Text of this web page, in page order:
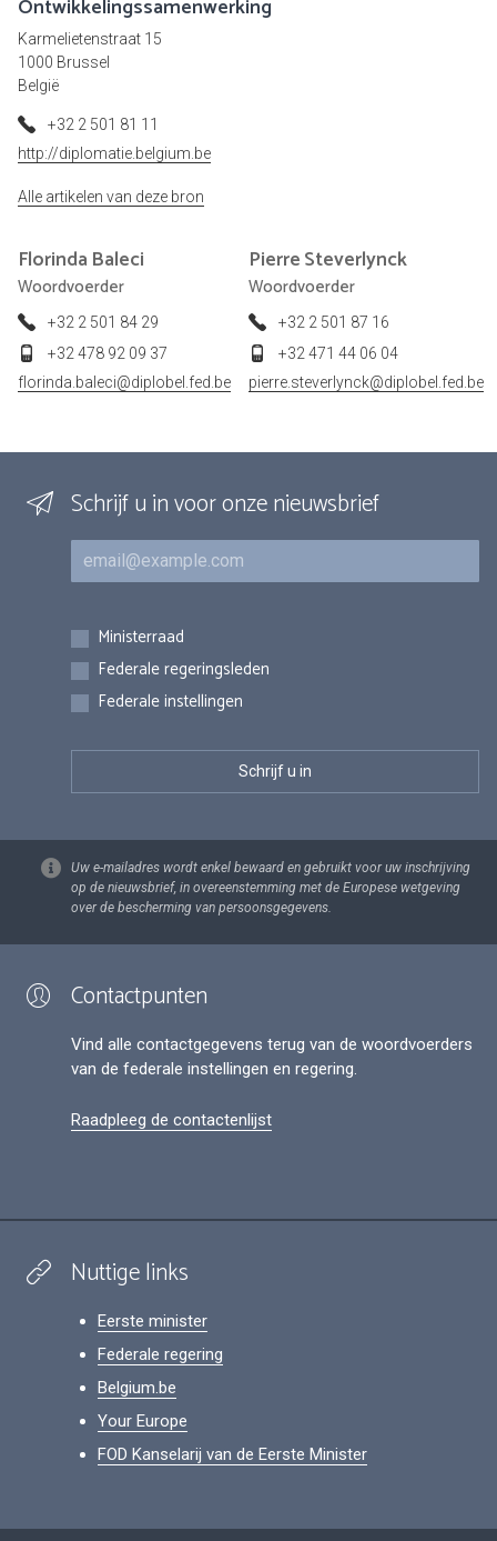
Ontwikkelingssamenwerking
Karmelietenstraat 15
1000 Brussel
België
+32 2 501 81 11
http://diplomatie.belgium.be
Alle artikelen van deze bron
Florinda Baleci
Woordvoerder
+32 2 501 84 29
+32 478 92 09 37
florinda.baleci@diplobel.fed.be
PierreSteverlynck
Woordvoerder
+32 2 501 87 16
+32 471 44 06 04
pierre.steverlynck@diplobel.fed.be
Schrijf u in voor onze nieuwsbrief
E-mail
Inschrijvingen
Ministerraad
Federale regeringsleden
Federale instellingen
Uw e-mailadres wordt enkel bewaard en gebruikt voor uw inschrijving
op de nieuwsbrief, in overeenstemming met de Europese wetgeving
over de bescherming van persoonsgegevens.
Contactpunten
Vind alle contactgegevens terug van de woordvoerders
van de federale instellingen en regering.
Raadpleeg de contactenlijst
Nuttige links
Eerste minister
Federale regering
Belgium.be
Your Europe
FOD Kanselarij van de Eerste Minister